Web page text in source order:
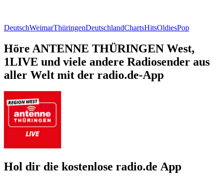
DeutschWeimarThüringenDeutschlandChartsHitsOldiesPop
Höre ANTENNE THÜRINGEN West,
1LIVE und viele andere Radiosender aus
aller Welt mit der radio.de-App
Hol dir die kostenlose radio.de App